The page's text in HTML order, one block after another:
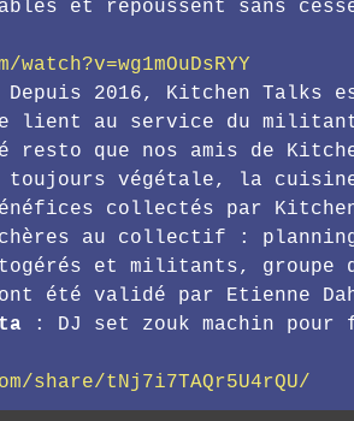
et repoussent sans
2016, Kitchen
lient au service du
resto que nos amis de
toujours végétale, la
collectés par
chères au collectif :
et militants, groupe
été validé par Etienne
: DJ set zouk machin pour
share/tNj7i7TAQr5U4rQU/